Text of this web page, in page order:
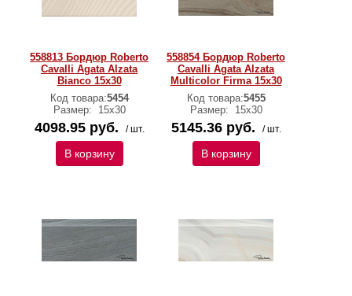
558813 Бордюр Roberto
Cavalli Agata Alzata
Bianco 15x30
Код товара:5454
Размер:
15х30
4098.95 руб. / шт.
В корзину
558854 Бордюр Roberto
Cavalli Agata Alzata
Multicolor Firma 15x30
Код товара:5455
Размер:
15х30
5145.36 руб. / шт.
В корзину